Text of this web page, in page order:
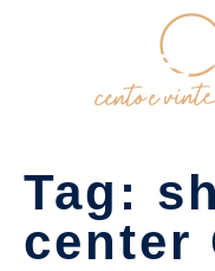
Tag:
center